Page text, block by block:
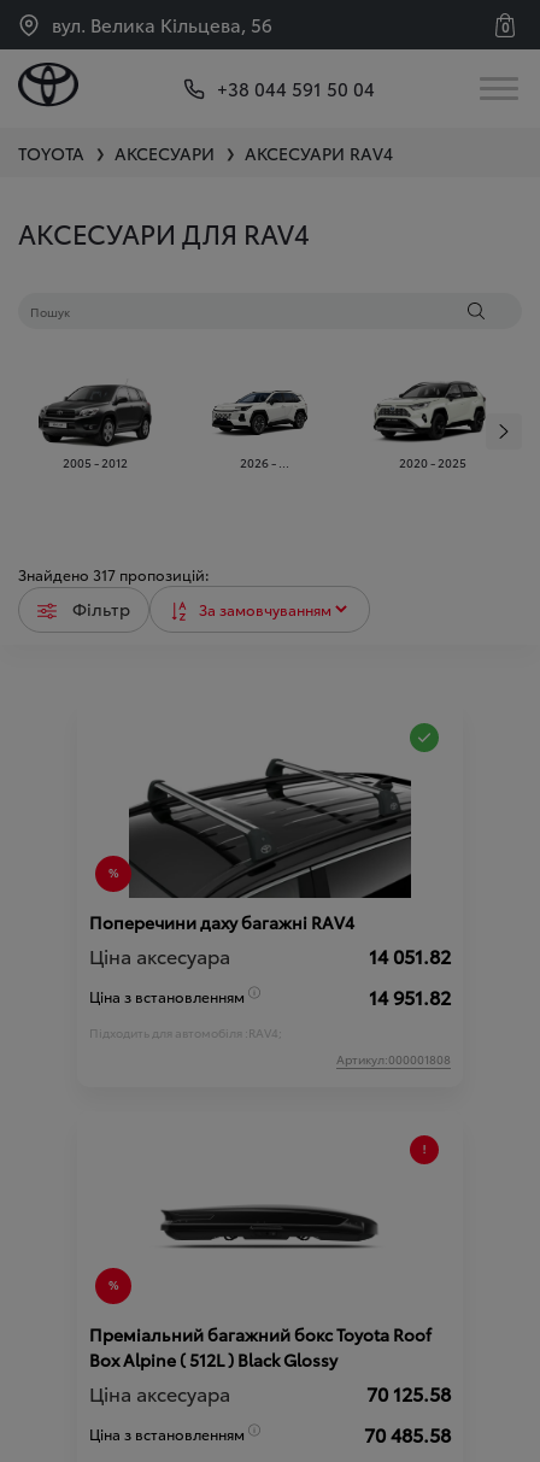
вул. Велика Кільцева, 56 0
+38 044 591 50 04
TOYOTA ❯ АКСЕСУАРИ ❯ АКСЕСУАРИ RAV4
АКСЕСУАРИ ДЛЯ RAV4
2005 - 2012 2026 - ... 2020 - 2025
Знайдено 317 пропозицій:
Фільтр
Поперечини даху багажні RAV4
Ціна аксесуара 14 051.82
Ціна з встановленням 14 951.82
Підходить для автомобіля :RAV4;
Артикул:000001808
Преміальний багажний бокс Toyota Roof
Box Alpine ( 512L ) Black Glossy
Ціна аксесуара 70 125.58
Ціна з встановленням 70 485.58